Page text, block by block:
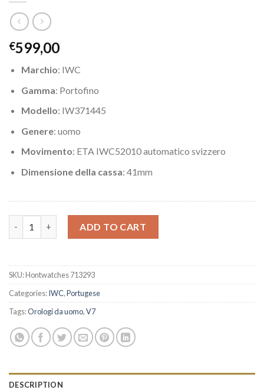
€599,00
Marchio: IWC
Gamma: Portofino
Modello: IW371445
Genere: uomo
Movimento: ETA IWC52010 automatico svizzero
Dimensione della cassa: 41mm
ADD TO CART
SKU:Hontwatches 713293
Categories:IWC,Portugese
Tags:Orologi da uomo,V7
DESCRIPTION